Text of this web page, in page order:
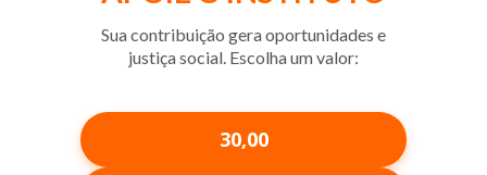
PROJETOS
Sua contribuição gera oportunidades e
justiça social. Escolha um valor:
30,00